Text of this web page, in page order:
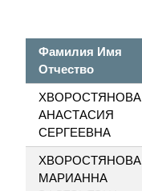
Фамилия Имя
Отчество
ХВОРОСТЯНОВА
АНАСТАСИЯ
СЕРГЕЕВНА
ХВОРОСТЯНОВА
МАРИАННА